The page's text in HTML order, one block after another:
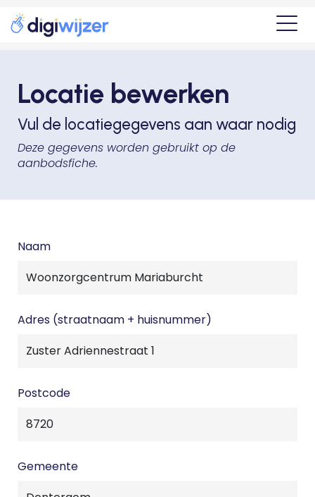
Locatie bewerken
Vul de locatiegegevens aan waar nodig
Deze gegevens worden gebruikt op de
aanbodsfiche.
Naam
Adres (straatnaam + huisnummer)
Postcode
Gemeente